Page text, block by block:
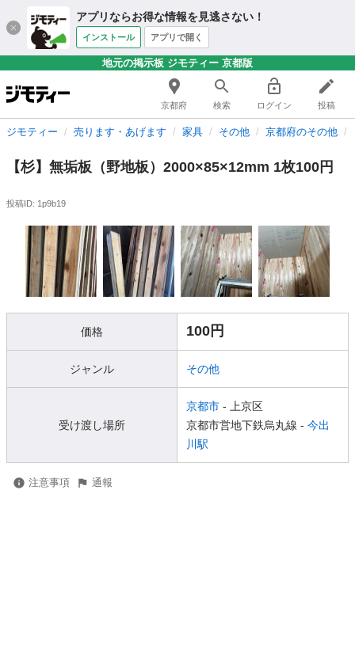
アプリならお得な情報を見逃さない！
インストール アプリで開く
地元の掲示板 ジモティー 京都版
京都府 検索 ログイン 投稿
ジモティー 売ります・あげます 家具 その他 京都府のその他
【杉】無垢板（野地板）2000×85×12mm 1枚100円
投稿ID: 1p9b19
価格 100円
ジャンル その他
受け渡し場所
京都市 - 上京区
京都市営地下鉄烏丸線 - 今出
川駅
注意事項 通報